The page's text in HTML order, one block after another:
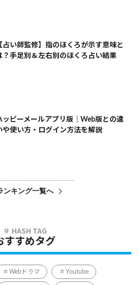
占い師監修】指のほくろが示す意味と
？手足別＆左右別のほくろ占い結果
ッピーメールアプリ版｜Web版との違
や使い方・ログイン方法を解説
ンキング一覧へ
すすめタグ
Webドラマ Youtube